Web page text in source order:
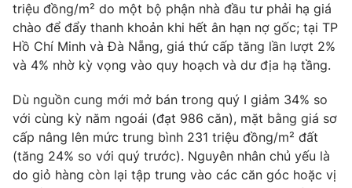
Cơ quan chủ quản:Đài Truyền hình Việt Nam
Cơ quan báo chí: Thời báo VTV
Giấy phép hoạt động báo in và báo điện tử số 483/GP-BTTTT
Tổng Biên tập:Vũ Thanh Thủy
Phó Tổng Biên tập:
Nguyễn Thị Mỹ Hạnh, Phạm Quốc Thắng,
Nguyễn Trọng Ninh
Tổng đài VTV: 024.38 355 931 - 024.38 355 932
triệu đồng/m² do một bộ phận nhà đầu tư phải hạ giá
chào để đẩy thanh khoản khi hết ân hạn nợ gốc; tại TP
Hồ Chí Minh và Đà Nẵng, giá thứ cấp tăng lần lượt 2%
và 4% nhờ kỳ vọng vào quy hoạch và dư địa hạ tầng.
Dù nguồn cung mới mở bán trong quý I giảm 34% so
với cùng kỳ năm ngoái (đạt 986 căn), mặt bằng giá sơ
cấp nâng lên mức trung bình 231 triệu đồng/m² đất
(tăng 24% so với quý trước). Nguyên nhân chủ yếu là
do giỏ hàng còn lại tập trung vào các căn góc hoặc vị